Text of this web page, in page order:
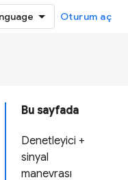
Oturum aç
Bu sayfada
Denetleyici +
sinyal
manevrası